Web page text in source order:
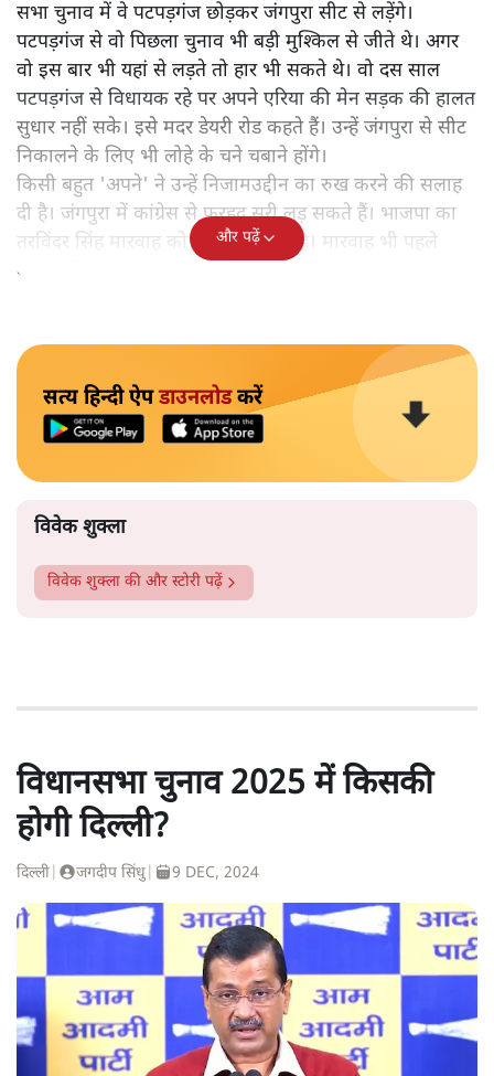
सभा चुनाव में वे पटपड़गंज छोड़कर जंगपुरा सीट से लड़ेंगे।
पटपड़गंज से वो पिछला चुनाव भी बड़ी मुश्किल से जीते थे। अगर
वो इस बार भी यहां से लड़ते तो हार भी सकते थे। वो दस साल
पटपड़गंज से विधायक रहे पर अपने एरिया की मेन सड़क की हालत
सुधार नहीं सके। इसे मदर डेयरी रोड कहते हैं। उन्हें जंगपुरा से सीट
निकालने के लिए भी लोहे के चने चबाने होंगे।
किसी बहुत 'अपने' ने उन्हें निजामउद्दीन का रुख करने की सलाह
दी है। जंगपुरा में कांग्रेस से फरहद सूरी लड़ सकते हैं। भाजपा का
तरविंदर सिंह मारवाह को टिकट देना तय है। मारवाह भी पहले
कांग्रेस में थे। उनके पुत्र नगर निगम सदस्य हैं।
और पढ़ें
सत्य हिन्दी ऐपडाउनलोडकरें
विवेक शुक्ला
विवेक शुक्ला की और स्टोरी पढ़ें
विधानसभा चुनाव 2025 में किसकी
होगी दिल्ली?
दिल्ली जगदीप सिंधु 9 DEC, 2024